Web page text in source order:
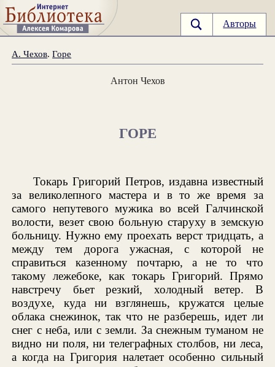
Авторы
А. Чехов.Горе
Антон Чехов
ГОРЕ
Токарь Григорий Петров, издавна известный
за великолепного мастера и в то же время за
самого непутевого мужика во всей Галчинской
волости, везет свою больную старуху в земскую
больницу. Нужно ему проехать верст тридцать, а
между тем дорога ужасная, с которой не
справиться казенному почтарю, а не то что
такому лежебоке, как токарь Григорий. Прямо
навстречу бьет резкий, холодный ветер. В
воздухе, куда ни взглянешь, кружатся целые
облака снежинок, так что не разберешь, идет ли
снег с неба, или с земли. За снежным туманом не
видно ни поля, ни телеграфных столбов, ни леса,
а когда на Григория налетает особенно сильный